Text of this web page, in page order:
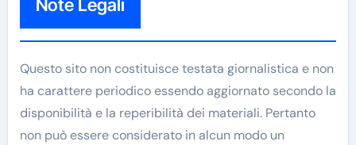
Note Legali
Questo sito non costituisce testata giornalistica e non
ha carattere periodico essendo aggiornato secondo la
disponibilità e la reperibilità dei materiali. Pertanto
non può essere considerato in alcun modo un